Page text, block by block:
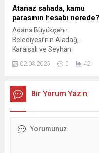
milletvekilleri, il ve ilçe
başkanları, sivil toplum
kuruluşu temsilcileri, şehit
aileleri, gaziler ve basın
mensupları yoğun katılım
gösterdi. “Milletimizin
istikbaline sahip...
Atanaz sahada, kamu
parasının hesabı nerede?
Adana Büyükşehir
Belediyesi’nin Aladağ,
Karaisalı ve Seyhan
kilometre uzunluğundaki
sathi kaplama işleri devam
ediyor. Yaklaşık 229 milyon
447 bin TL’ye Atanaz İnşaat
02.08.2025 0 42
Bir Yorum Yazın